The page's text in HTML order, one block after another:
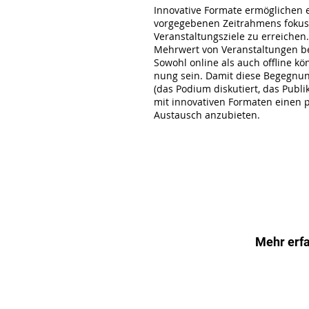
Innovative Formate ermöglichen
vorgegebenen Zeitrahmens
Veranstaltungsziele zu
Mehrwert von Veranstaltungen
Sowohl online als auch offline
nung sein. Damit diese
(das Podium diskutiert, das
mit innovativen Formaten einen
Austausch anzubieten.
Mehr